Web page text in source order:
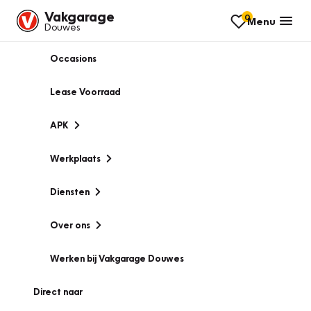
Vakgarage
Douwes
0Menu
Occasions
Lease Voorraad
APK
Werkplaats
Diensten
Over ons
Werken bij Vakgarage Douwes
Direct naar